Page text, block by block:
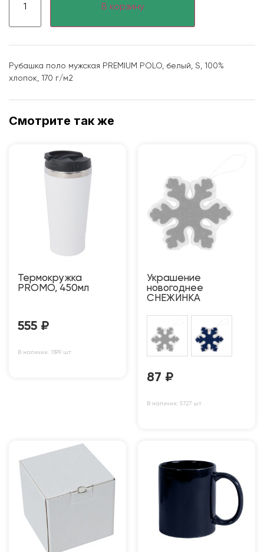
В корзину
Рубашка поло мужская PREMIUM POLO, белый, S, 100%
хлопок, 170 г/м2
Смотрите так же
Термокружка
PROMO, 450мл
555 ₽
В наличии: 1599 шт
Украшение
новогоднее
СНЕЖИНКА
87 ₽
В наличии: 5727 шт